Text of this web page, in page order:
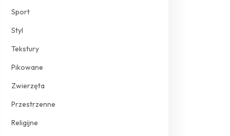
Sport
Styl
Tekstury
Pikowane
Zwierzęta
Przestrzenne
Religijne